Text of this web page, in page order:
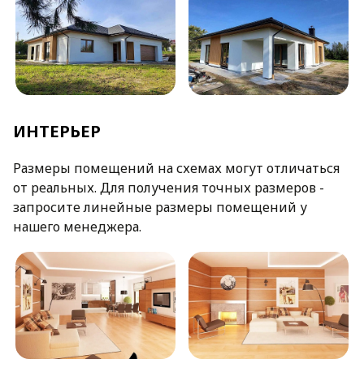
ИНТЕРЬЕР
Размеры помещений на схемах могут отличаться
от реальных. Для получения точных размеров -
запросите линейные размеры помещений у
нашего менеджера.